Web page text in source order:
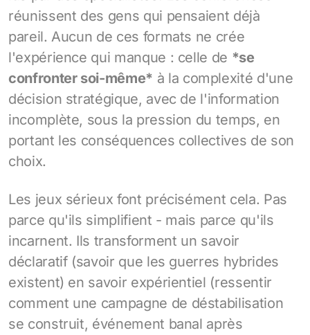
réunissent des gens qui pensaient déjà
pareil. Aucun de ces formats ne crée
l'expérience qui manque : celle de *se
confronter soi-même* à la complexité d'une
décision stratégique, avec de l'information
incomplète, sous la pression du temps, en
portant les conséquences collectives de son
choix.
Les jeux sérieux font précisément cela. Pas
parce qu'ils simplifient - mais parce qu'ils
incarnent. Ils transforment un savoir
déclaratif (savoir que les guerres hybrides
existent) en savoir expérientiel (ressentir
comment une campagne de déstabilisation
se construit, événement banal après